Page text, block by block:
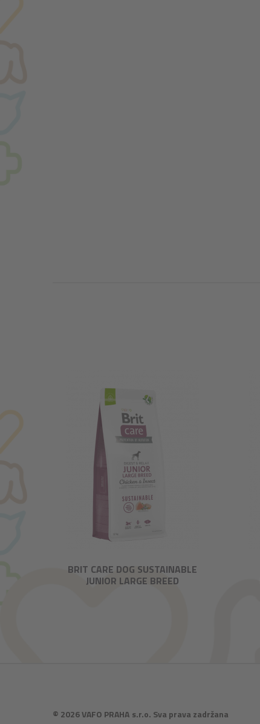
BRIT CARE DOG SUSTAINABLE
JUNIOR LARGE BREED
© 2026 VAFO PRAHA s.r.o. Sva prava zadržana